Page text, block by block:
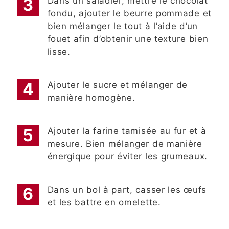
fondu, ajouter le beurre pommade et
bien mélanger le tout à l’aide d’un
fouet afin d’obtenir une texture bien
lisse.
Ajouter le sucre et mélanger de
manière homogène.
Ajouter la farine tamisée au fur et à
mesure. Bien mélanger de manière
énergique pour éviter les grumeaux.
Dans un bol à part, casser les œufs
et les battre en omelette.